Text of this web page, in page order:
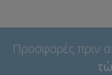
Προσφορές πριν